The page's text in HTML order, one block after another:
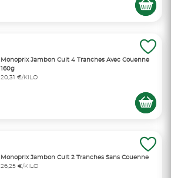
Monoprix Jambon Cuit 4 Tranches Avec Couenne
160g
20,31 €/KILO
Monoprix Jambon Cuit 2 Tranches Sans Couenne
26,25 €/KILO